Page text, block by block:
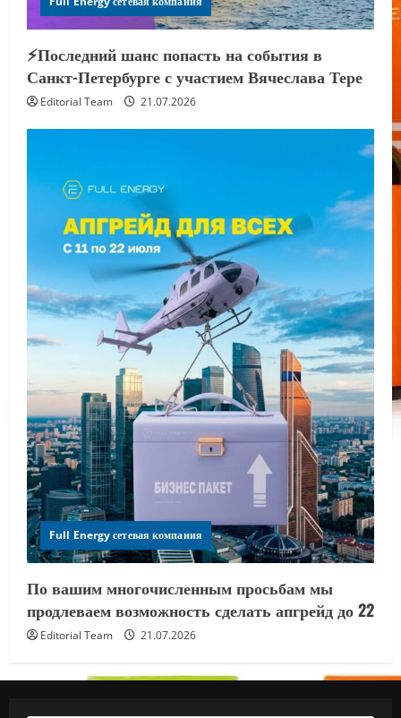
⚡️Последний шанс попасть на события в
Санкт-Петербурге с участием Вячеслава Тере
Editorial Team 21.07.2026
Full Energy сетевая компания
По вашим многочисленным просьбам мы
продлеваем возможность сделать апгрейд до 22
Editorial Team 21.07.2026